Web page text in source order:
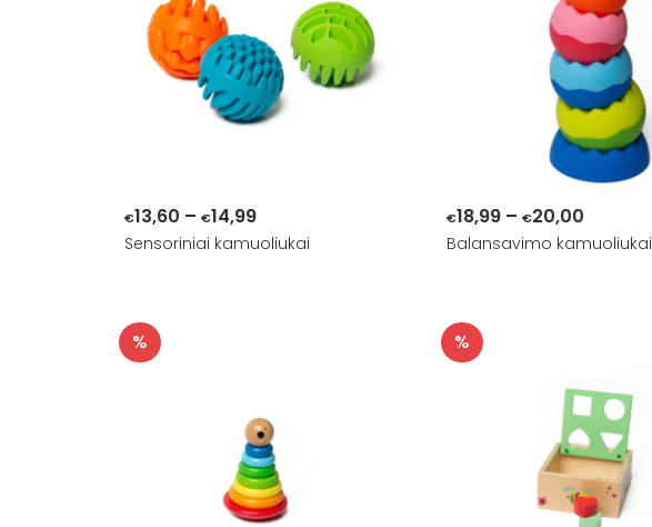
€13,60 – €14,99Price
range:
Sensoriniai kamuoliukai
€18,99 – €20,00
range:
Balansavimo kamuoliukai
% %